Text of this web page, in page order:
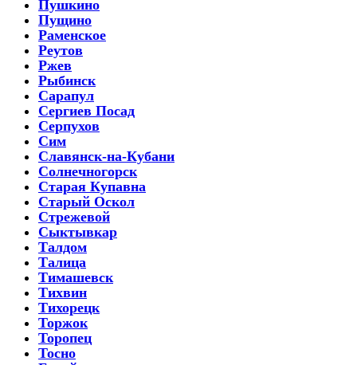
Пушкино
Пущино
Раменское
Реутов
Ржев
Рыбинск
Сарапул
Сергиев Посад
Серпухов
Сим
Славянск-на-Кубани
Солнечногорск
Старая Купавна
Старый Оскол
Стрежевой
Сыктывкар
Талдом
Талица
Тимашевск
Тихвин
Тихорецк
Торжок
Торопец
Тосно